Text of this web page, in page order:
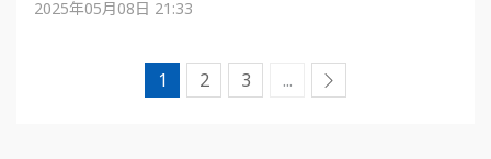
2025年05月08日 21:33
1 2 3 ... 到下一頁